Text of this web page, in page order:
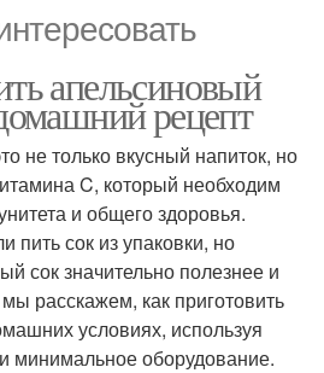
апельсиновый
рецепт
не только вкусный напиток, но
C, который необходим
и общего здоровья.
пить сок из упаковки, но
сок значительно полезнее и
расскажем, как приготовить
условиях, используя
минимальное оборудование.